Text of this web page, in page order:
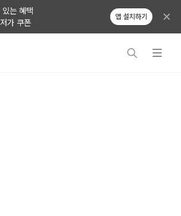
는 혜택
가 쿠폰
앱 설치하기